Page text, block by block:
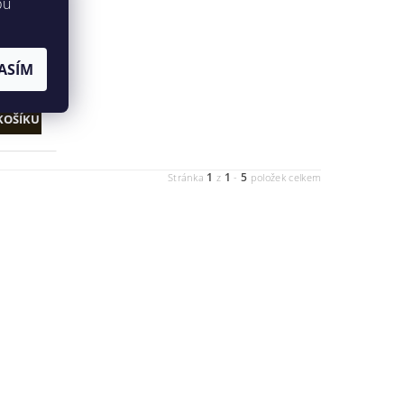
Stránka 1 z 1 -5 položek celkem